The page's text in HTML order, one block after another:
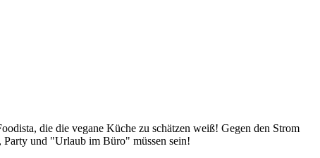
die die vegane Küche zu schätzen weiß! Gegen den Strom
und "Urlaub im Büro" müssen sein!